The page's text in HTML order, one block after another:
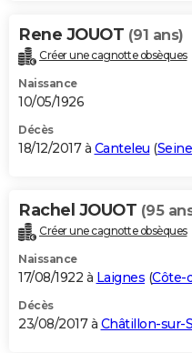
Rene JOUOT (91 ans)
Créer une cagnotte obsèques
Naissance
10/05/1926
Décès
18/12/2017 à Canteleu (
Rachel JOUOT (95
Créer une cagnotte obsèques
Naissance
17/08/1922 à Laignes (Côte-
Décès
23/08/2017 à Châtillon-sur-